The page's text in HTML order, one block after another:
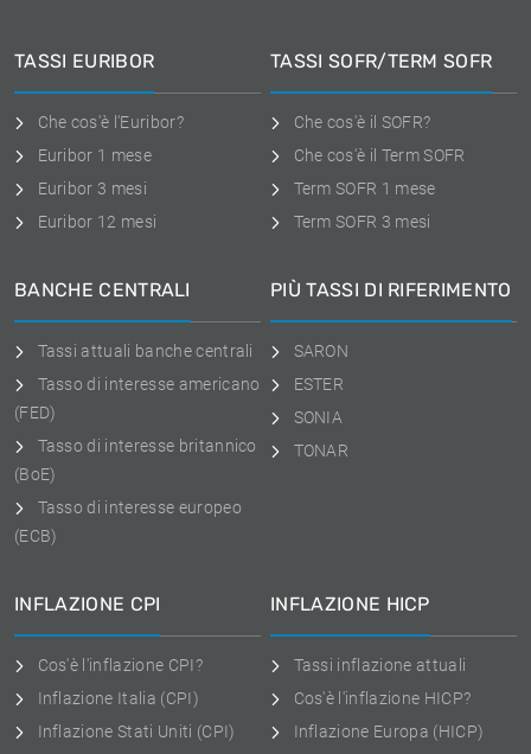
TASSI EURIBOR
Che cos'è l'Euribor?
Euribor 1 mese
Euribor 3 mesi
Euribor 12 mesi
TASSI SOFR/TERM SOFR
Che cos'è il SOFR?
Che cos'è il Term SOFR
Term SOFR 1 mese
Term SOFR 3 mesi
BANCHE CENTRALI
Tassi attuali banche centrali
Tasso di interesse americano
(FED)
Tasso di interesse britannico
(BoE)
Tasso di interesse europeo
(ECB)
PIÙ TASSI DI RIFERIMENTO
SARON
ESTER
SONIA
TONAR
INFLAZIONE CPI
Cos'è l'inflazione CPI?
Inflazione Italia (CPI)
Inflazione Stati Uniti (CPI)
INFLAZIONE HICP
Tassi inflazione attuali
Cos'è l'inflazione HICP?
Inflazione Europa (HICP)